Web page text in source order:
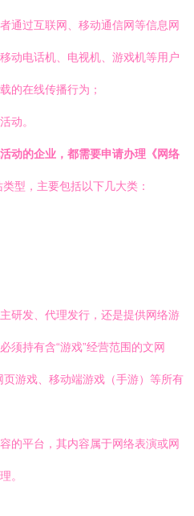
通过互联网、移动通信网等信息网
动电话机、电视机、游戏机等用户
的在线传播行为；
动。
动的企业，都需要申请办理《网络
型，主要包括以下几大类：
主研发、代理发行，还是提供网络游
须持有含“游戏”经营范围的文网
游戏、移动端游戏（手游）等所有
的平台，其内容属于网络表演或网
。